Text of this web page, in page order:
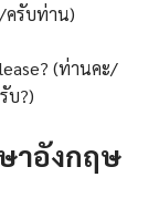
ครับท่าน)
(ท่านคะ/
บ?)
าอังกฤษ